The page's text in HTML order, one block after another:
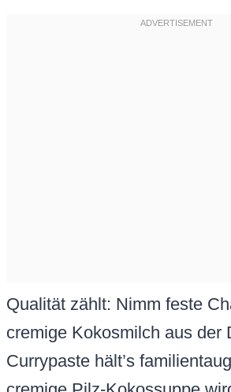
Qualität zählt: Nimm feste
cremige Kokosmilch aus der
Currypaste hält’s